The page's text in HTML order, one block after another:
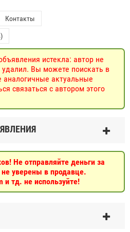
Контакты
истекла: автор не
Вы можете поискать в
актуальные
связаться с автором этого
Не отправляйте деньги за
не уверены в продавце.
и тд. не используйте!